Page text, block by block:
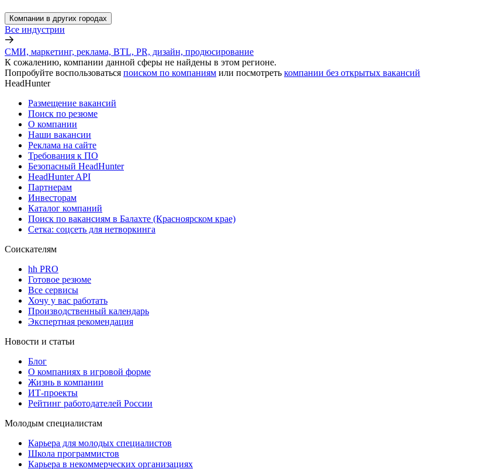
Компании в других городах
Все индустрии
СМИ, маркетинг, реклама, BTL, PR, дизайн, продюсирование
К сожалению, компании данной сферы не найдены в этом регионе.
Попробуйте воспользоваться поиском по компаниям или посмотреть компании без открытых вакансий
HeadHunter
Размещение вакансий
Поиск по резюме
О компании
Наши вакансии
Реклама на сайте
Требования к ПО
Безопасный HeadHunter
HeadHunter API
Партнерам
Инвесторам
Каталог компаний
Поиск по вакансиям в Балахте (Красноярском крае)
Сетка: соцсеть для нетворкинга
Соискателям
hh PRO
Готовое резюме
Все сервисы
Хочу у вас работать
Производственный календарь
Экспертная рекомендация
Новости и статьи
Блог
О компаниях в игровой форме
Жизнь в компании
ИТ-проекты
Рейтинг работодателей России
Молодым специалистам
Карьера для молодых специалистов
Школа программистов
Карьера в некоммерческих организациях